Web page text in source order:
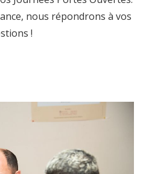
nous répondrons à vos
!